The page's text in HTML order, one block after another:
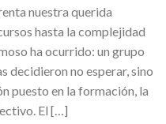
nuestra querida
hasta la complejidad
ha ocurrido: un grupo
decidieron no esperar, sino
puesto en la formación, la
El […]